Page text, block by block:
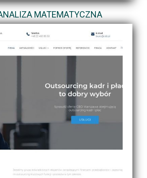
MATEMATYCZNA